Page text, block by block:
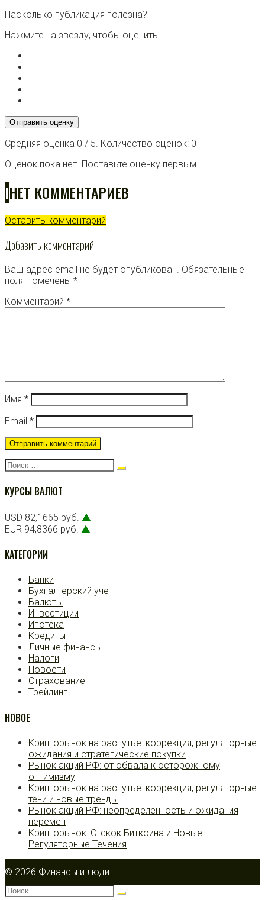
Насколько публикация полезна?
Нажмите на звезду, чтобы оценить!
Отправить оценку
Средняя оценка 0 / 5. Количество оценок: 0
Оценок пока нет. Поставьте оценку первым.
IНЕТ КОММЕНТАРИЕВ
Оставить комментарий
Добавить комментарий
Ваш адрес email не будет опубликован. Обязательные
поля помечены *
Комментарий *
Имя *
Email *
Поиск:
КУРСЫ ВАЛЮТ
USD 82,1665 руб. ▲
EUR 94,8366 руб. ▲
КАТЕГОРИИ
Банки
Бухгалтерский учет
Валюты
Инвестиции
Ипотека
Кредиты
Личные финансы
Налоги
Новости
Страхование
Трейдинг
НОВОЕ
Крипторынок на распутье: коррекция, регуляторные
ожидания и стратегические покупки
Рынок акций РФ: от обвала к осторожному
оптимизму
Крипторынок на распутье: коррекция, регуляторные
тени и новые тренды
Рынок акций РФ: неопределенность и ожидания
перемен
Крипторынок: Отскок Биткоина и Новые
Регуляторные Течения
© 2026 Финансы и люди.
Поиск: